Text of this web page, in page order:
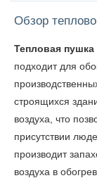
Обзор
Тепловая пушка
подходит для
строящихся
воздуха, что
присутствии
производит
воздуха в